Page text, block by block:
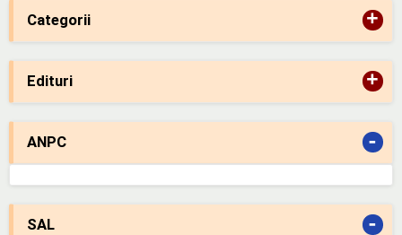
Categorii +
Edituri +
ANPC -
SAL -